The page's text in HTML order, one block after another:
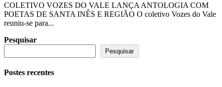
COLETIVO VOZES DO VALE LANÇA ANTOLOGIA COM
POETAS DE SANTA INÊS E REGIÃO O coletivo Vozes do Vale
reuniu-se para...
Pesquisar
Pesquisar
Postes recentes